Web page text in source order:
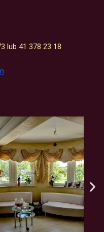
lub 41 378 23 18